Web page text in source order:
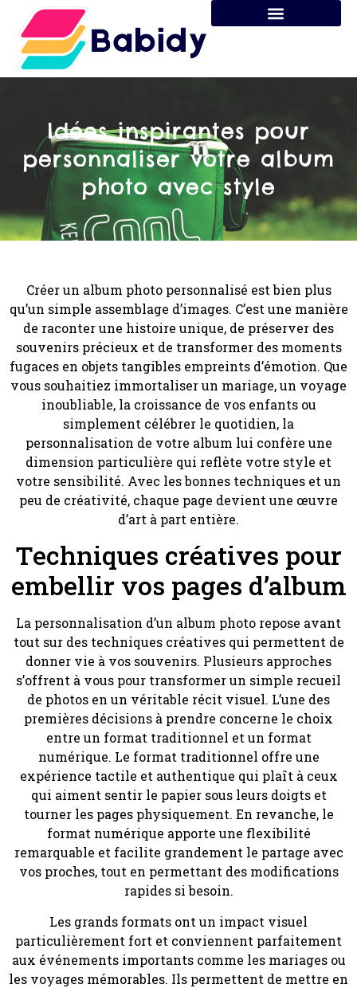
Idées inspirantes pour
personnaliser votre album
photo avec style
Créer un album photo personnalisé est bien plus
qu’un simple assemblage d’images. C’est une manière
de raconter une histoire unique, de préserver des
souvenirs précieux et de transformer des moments
fugaces en objets tangibles empreints d’émotion. Que
vous souhaitiez immortaliser un mariage, un voyage
inoubliable, la croissance de vos enfants ou
simplement célébrer le quotidien, la
personnalisation de votre album lui confère une
dimension particulière qui reflète votre style et
votre sensibilité. Avec les bonnes techniques et un
peu de créativité, chaque page devient une œuvre
d’art à part entière.
Techniques créatives pour
embellir vos pages d’album
La personnalisation d’un album photo repose avant
tout sur des techniques créatives qui permettent de
donner vie à vos souvenirs. Plusieurs approches
s’offrent à vous pour transformer un simple recueil
de photos en un véritable récit visuel. L’une des
premières décisions à prendre concerne le choix
entre un format traditionnel et un format
numérique. Le format traditionnel offre une
expérience tactile et authentique qui plaît à ceux
qui aiment sentir le papier sous leurs doigts et
tourner les pages physiquement. En revanche, le
format numérique apporte une flexibilité
remarquable et facilite grandement le partage avec
vos proches, tout en permettant des modifications
rapides si besoin.
Les grands formats ont un impact visuel
particulièrement fort et conviennent parfaitement
aux événements importants comme les mariages ou
les voyages mémorables. Ils permettent de mettre en